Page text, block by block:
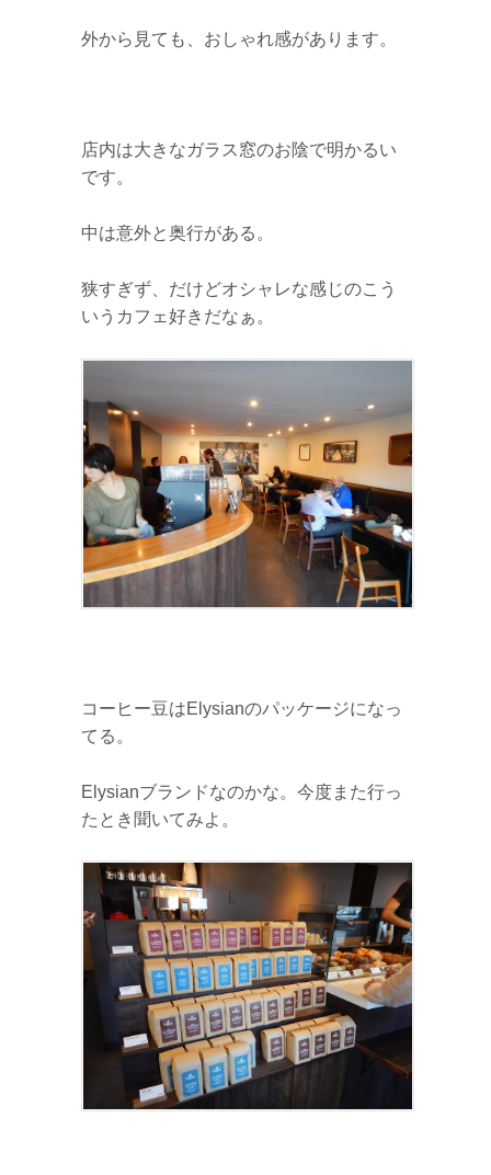
外から見ても、おしゃれ感があります。
店内は大きなガラス窓のお陰で明かるい
です。
中は意外と奥行がある。
狭すぎず、だけどオシャレな感じのこう
いうカフェ好きだなぁ。
コーヒー豆はElysianのパッケージになっ
てる。
Elysianブランドなのかな。今度また行っ
たとき聞いてみよ。